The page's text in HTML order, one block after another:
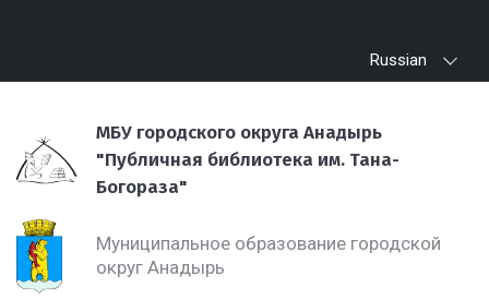
Russian
МБУ городского округа Анадырь
"Публичная библиотека им. Тана-
Богораза"
Муниципальное образование городской
округ Анадырь